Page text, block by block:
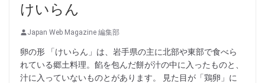
けいらん
Japan Web Magazine 編集部
卵の形 「けいらん」は、岩手県の主に北部や東部で食べら
れている郷土料理。餡を包んだ餅が汁の中に入ったものと、
汁に入っていないものとがあります。 見た目が「鶏卵」に